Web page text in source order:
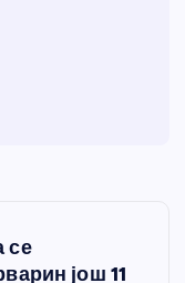
се
још 11